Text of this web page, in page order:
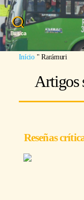
Busca
Início"Rarámuri
Artigos
Reseñas